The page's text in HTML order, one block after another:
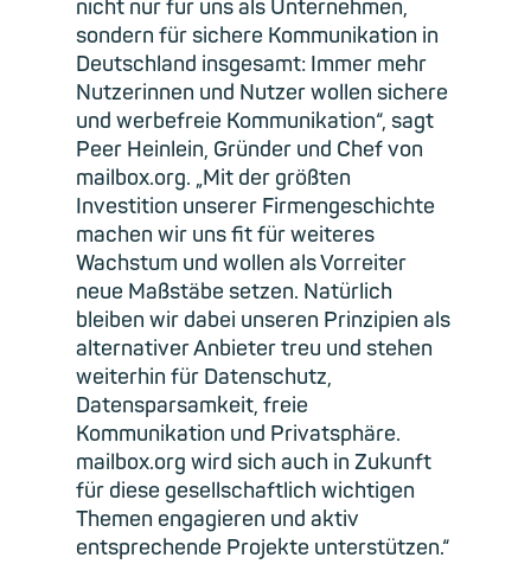
nicht nur für uns als Unternehmen,
sondern für sichere Kommunikation in
Deutschland insgesamt: Immer mehr
Nutzerinnen und Nutzer wollen sichere
und werbefreie Kommunikation“, sagt
Peer Heinlein, Gründer und Chef von
mailbox.org. „Mit der größten
Investition unserer Firmengeschichte
machen wir uns fit für weiteres
Wachstum und wollen als Vorreiter
neue Maßstäbe setzen. Natürlich
bleiben wir dabei unseren Prinzipien als
alternativer Anbieter treu und stehen
weiterhin für Datenschutz,
Datensparsamkeit, freie
Kommunikation und Privatsphäre.
mailbox.org wird sich auch in Zukunft
für diese gesellschaftlich wichtigen
Themen engagieren und aktiv
entsprechende Projekte unterstützen.“